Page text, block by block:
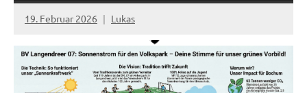
19. Februar 2026 Lukas